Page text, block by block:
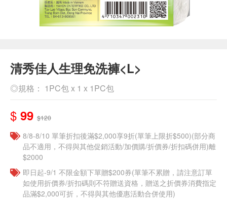
清秀佳人生理免洗褲<L>
◎規格： 1PC包 x 1 x 1PC包
$ 99 $120
8/8-8/10 單筆折扣後滿$2,000享9折(單筆上限折$500)(部分商
品不適用，不得與其他促銷活動/加價購/折價券/折扣碼併用)離
$2000
即日起-9/1 不限金額下單贈$200券(單筆不累贈，請注意訂單
如使用折價券/折扣碼則不符贈送資格，贈送之折價券消費指定
品滿$2,000可折，不得與其他優惠活動合併使用)